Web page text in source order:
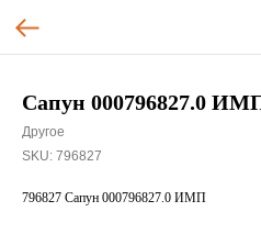
Сапун 000796827.0
Другое
SKU: 796827
796827 Сапун 000796827.0 ИМП